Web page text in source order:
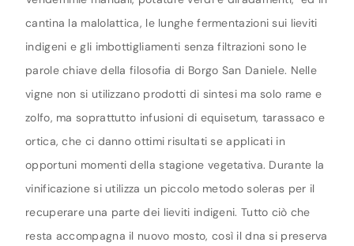
cantina la malolattica, le lunghe fermentazioni sui lieviti
indigeni e gli imbottigliamenti senza filtrazioni sono le
parole chiave della filosofia di Borgo San Daniele. Nelle
vigne non si utilizzano prodotti di sintesi ma solo rame e
zolfo, ma soprattutto infusioni di equisetum, tarassaco e
ortica, che ci danno ottimi risultati se applicati in
opportuni momenti della stagione vegetativa. Durante la
vinificazione si utilizza un piccolo metodo soleras per il
recuperare una parte dei lieviti indigeni. Tutto ciò che
resta accompagna il nuovo mosto, così il dna si preserva